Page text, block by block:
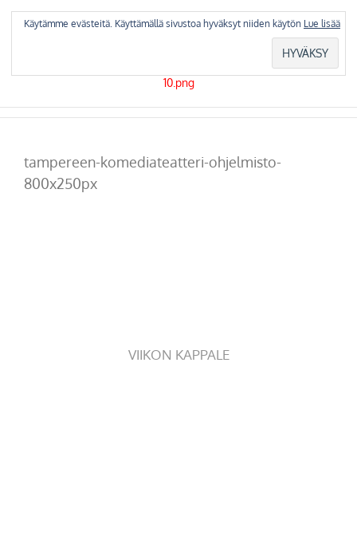
tampereen-komediateatteri-ohjelmisto-
800x250px
VIIKON KAPPALE
Käytämme evästeitä. Käyttämällä sivustoa hyväksyt niiden käytön Lue lisää